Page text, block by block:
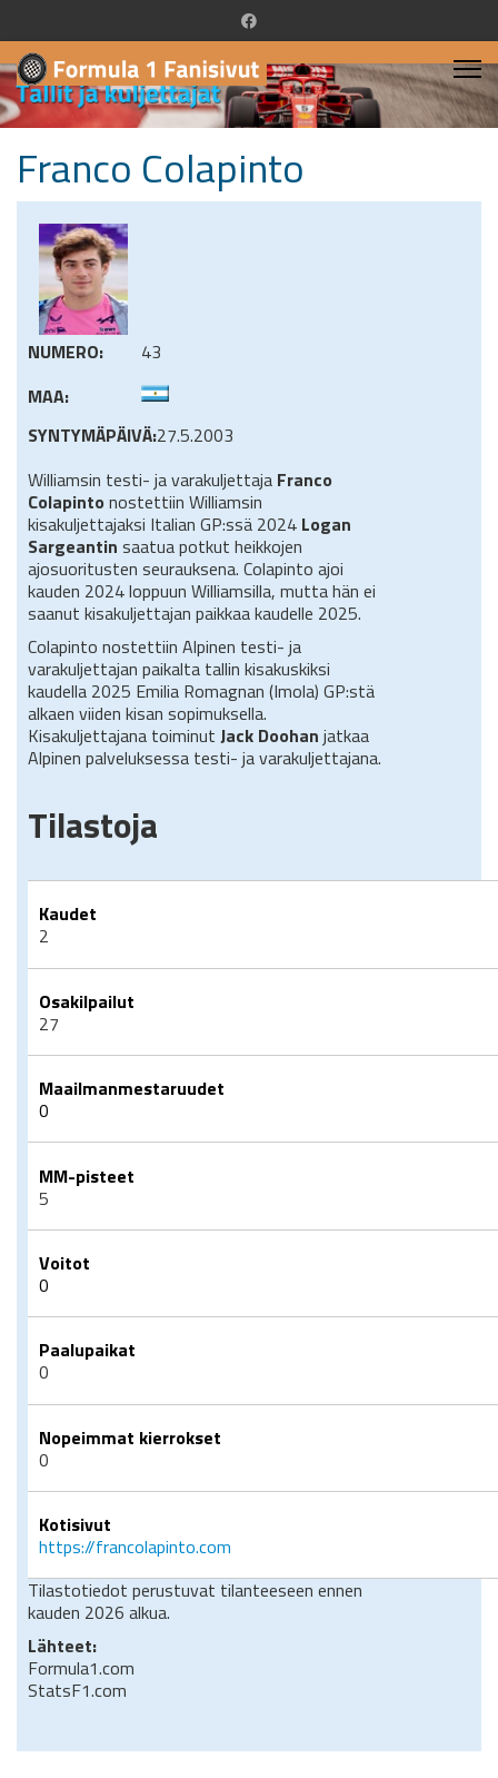
Franco Colapinto
NUMERO:
43
MAA:
SYNTYMÄPÄIVÄ:27.5.2003
Williamsin testi- ja varakuljettaja Franco
Colapinto nostettiin Williamsin
kisakuljettajaksi Italian GP:ssä 2024 Logan
Sargeantin saatua potkut heikkojen
ajosuoritusten seurauksena. Colapinto ajoi
kauden 2024 loppuun Williamsilla, mutta hän ei
saanut kisakuljettajan paikkaa kaudelle 2025.
Colapinto nostettiin Alpinen testi- ja
varakuljettajan paikalta tallin kisakuskiksi
kaudella 2025 Emilia Romagnan (Imola) GP:stä
alkaen viiden kisan sopimuksella.
Kisakuljettajana toiminut Jack Doohan jatkaa
Alpinen palveluksessa testi- ja varakuljettajana.
Tilastoja
Kaudet
2
Osakilpailut
27
Maailmanmestaruudet
0
MM-pisteet
5
Voitot
0
Paalupaikat
0
Nopeimmat kierrokset
0
Kotisivut
https://francolapinto.com
Tilastotiedot perustuvat tilanteeseen ennen
kauden 2026 alkua.
Lähteet:
Formula1.com
StatsF1.com